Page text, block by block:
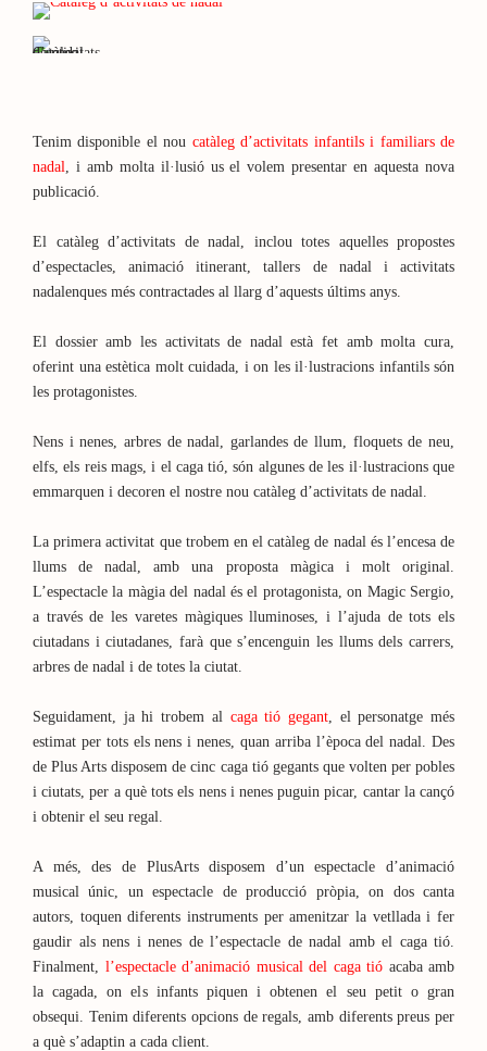
Tenim disponible el nou catàleg d’activitats infantils i familiars de
nadal, i amb molta il·lusió us el volem presentar en aquesta nova
publicació.
El catàleg d’activitats de nadal, inclou totes aquelles propostes
d’espectacles, animació itinerant, tallers de nadal i activitats
nadalenques més contractades al llarg d’aquests últims anys.
El dossier amb les activitats de nadal està fet amb molta cura,
oferint una estètica molt cuidada, i on les il·lustracions infantils són
les protagonistes.
Nens i nenes, arbres de nadal, garlandes de llum, floquets de neu,
elfs, els reis mags, i el caga tió, són algunes de les il·lustracions que
emmarquen i decoren el nostre nou catàleg d’activitats de nadal.
La primera activitat que trobem en el catàleg de nadal és l’encesa de
llums de nadal, amb una proposta màgica i molt original.
L’espectacle la màgia del nadal és el protagonista, on Magic Sergio,
a través de les varetes màgiques lluminoses, i l’ajuda de tots els
ciutadans i ciutadanes, farà que s’encenguin les llums dels carrers,
arbres de nadal i de totes la ciutat.
Seguidament, ja hi trobem al caga tió gegant, el personatge més
estimat per tots els nens i nenes, quan arriba l’època del nadal. Des
de Plus Arts disposem de cinc caga tió gegants que volten per pobles
i ciutats, per a què tots els nens i nenes puguin picar, cantar la cançó
i obtenir el seu regal.
A més, des de PlusArts disposem d’un espectacle d’animació
musical únic, un espectacle de producció pròpia, on dos canta
autors, toquen diferents instruments per amenitzar la vetllada i fer
gaudir als nens i nenes de l’espectacle de nadal amb el caga tió.
Finalment, l’espectacle d’animació musical del caga tió acaba amb
la cagada, on els infants piquen i obtenen el seu petit o gran
obsequi. Tenim diferents opcions de regals, amb diferents preus per
a què s’adaptin a cada client.